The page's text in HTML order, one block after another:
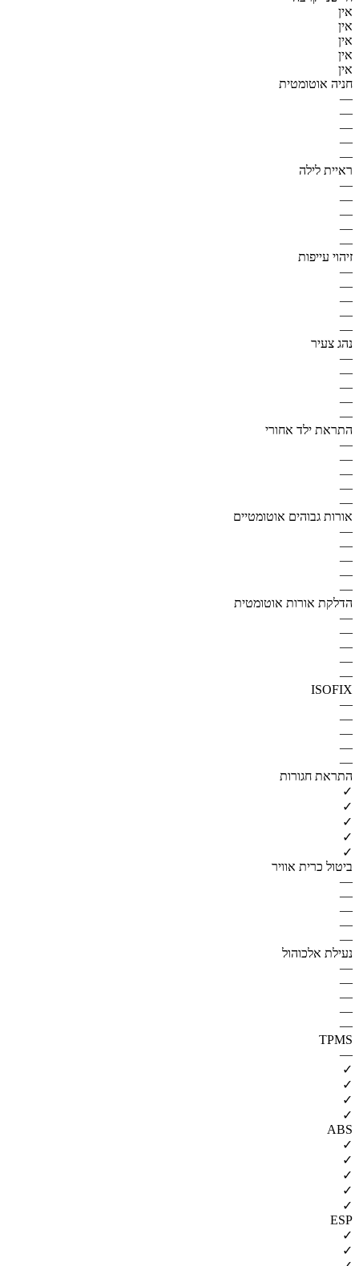
אין
אין
אין
אין
אין
חניה אוטומטית
—
—
—
—
—
ראיית לילה
—
—
—
—
—
זיהוי עייפות
—
—
—
—
—
נהג צעיר
—
—
—
—
—
התראת ילד אחורי
—
—
—
—
—
אורות גבוהים אוטומטיים
—
—
—
—
—
הדלקת אורות אוטומטית
—
—
—
—
—
ISOFIX
—
—
—
—
—
התראת חגורות
✓
✓
✓
✓
✓
ביטול כרית אוויר
—
—
—
—
—
נעילת אלכוהול
—
—
—
—
—
TPMS
—
✓
✓
✓
✓
ABS
✓
✓
✓
✓
✓
ESP
✓
✓